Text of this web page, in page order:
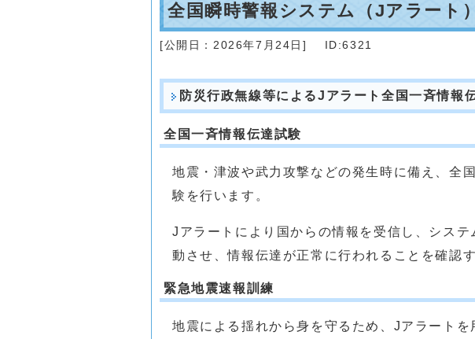
全国瞬時警報システム（Jアラート
[公開日： 2026年7月24日 ] ID:6321
防災行政無線等によるJアラート全国一斉情報
全国一斉情報伝達試験
地震・津波や武力攻撃などの発生時に備え、全
験を行います。
Jアラートにより国からの情報を受信し、シス
動させ、情報伝達が正常に行われることを確認
緊急地震速報訓練
地震による揺れから身を守るため、Jアラート